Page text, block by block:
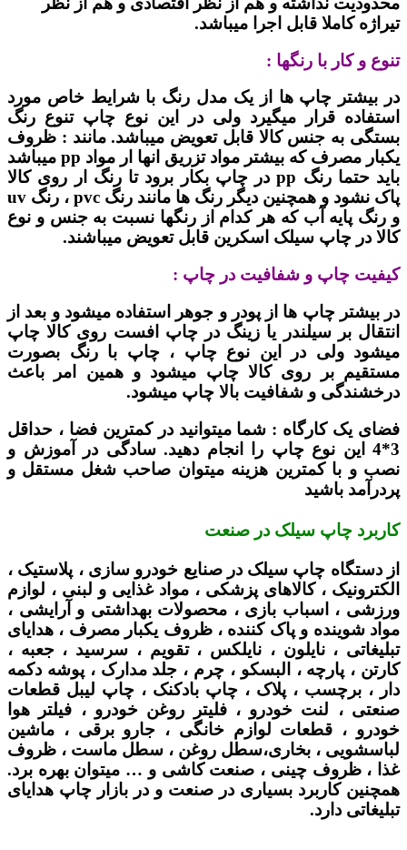
تیراژه کاملا قابل اجرا میباشد.
تنوع و کار با رنگها :
در بیشتر چاپ ها از یک مدل رنگ با شرایط خاص مورد
استفاده قرار میگیرد ولی در این نوع چاپ تنوع رنگ
بستگی به جنس کالا قابل تعویض میباشد. مانند : ظروف
یکبار مصرف که بیشتر مواد تزریق انها ار مواد pp میباشد
باید حتما رنگ pp در چاپ بکار برود تا رنگ ار روی کالا
پاک نشود و همچنین دیگر رنگ ها مانند رنگ pvc ، رنگ uv
و رنگ پایه آب که هر کدام از رنگها نسبت به جنس و نوع
کالا در چاپ سیلک اسکرین قابل تعویض میباشند.
کیفیت چاپ و شفافیت در چاپ :
در بیشتر چاپ ها از پودر و جوهر استفاده میشود و بعد از
انتقال بر سیلندر یا زینگ در چاپ افست روی کالا چاپ
میشود ولی در این نوع چاپ ، چاپ با رنگ بصورت
مستقیم بر روی کالا چاپ میشود و همین امر باعث
درخشندگی و شفافیت بالا چاپ میشود.
فضای یک کارگاه : شما میتوانید در کمترین فضا ، حداقل
3*4 این نوع چاپ را انجام دهید. سادگی در آموزش و
نصب و با کمترین هزینه میتوان صاحب شغل مستقل و
پردرآمد باشید
کاربرد چاپ سیلک در صنعت
از دستگاه چاپ سیلک در صنایع خودرو سازی ، پلاستیک ،
الکترونیک ، کالاهای پزشکی ، مواد غذایی و لبنی ، لوازم
ورزشی ، اسباب بازی ، محصولات بهداشتی و آرایشی ،
مواد شوینده و پاک کننده ، ظروف یکبار مصرف ، هدایای
تبلیغاتی ، نایلون ، نایلکس ، تقویم ، سرسید ، جعبه ،
کارتن ، پارچه ، البسکو ، چرم ، جلد مدارک ، پوشه دکمه
دار ، برچسب ، پلاک ، چاپ بادکنک ، چاپ لیبل قطعات
صنعتی ، لنت خودرو ، فلیتر روغن خودرو ، فیلتر هوا
خودرو ، قطعات لوازم خانگی ، جارو برقی ، ماشین
لباسشویی ، بخاری،سطل روغن ، سطل ماست ، ظروف
غذا ، ظروف چینی ، صنعت کاشی و … میتوان بهره برد.
همچنین کاربرد بسیاری در صنعت و در بازار چاپ هدایای
تبلیغاتی دارد.